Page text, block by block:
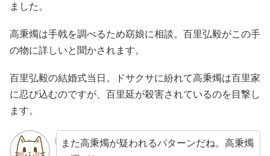
ました。
高秉燭は手戟を調べるため窈娘に相談。百里弘毅がこの手
の物に詳しいと聞かされます。
百里弘毅の結婚式当日。ドサクサに紛れて高秉燭は百里家
に忍び込むのですが、百里延が殺害されているのを目撃し
ます。
また高秉燭が疑われるパターンだね。高秉燭